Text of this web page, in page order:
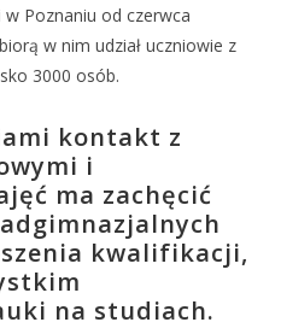
w Poznaniu od czerwca
w nim udział uczniowie z
3000 osób.
kontakt z
i
ma zachęcić
kwalifikacji,
na studiach.